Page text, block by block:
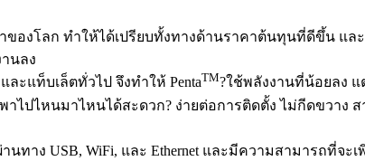
องโลก ทำให้ได้เปรียบทั้งทางด้านราคาต้นทุนที่ดีขึ้น แ
นลง
ะแท็บเล็ตทั่วไป จึงทำให้ PentaTM?ใช้พลังงานที่น้อยลง
ไปไหนมาไหนได้สะดวก? ง่ายต่อการติดตั้ง ไม่กีดขวาง
นทาง USB, WiFi, และ Ethernet และมีความสามารถที่จ